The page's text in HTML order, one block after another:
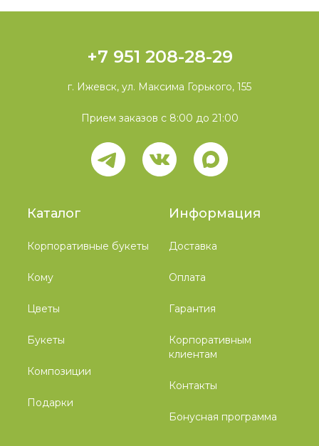
Каталог
Корпоративные букеты
Кому
Цветы
Букеты
Композиции
Подарки
Информация
Доставка
Оплата
Гарантия
Корпоративным
клиентам
Контакты
Бонусная программа
+7 951 208-28-29
г. Ижевск, ул. Максима Горького, 155
Прием заказов с 8:00 до 21:00